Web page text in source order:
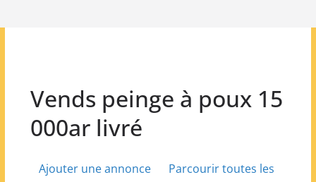
Vends peinge à poux 15
000ar livré
Ajouter une annonce
Parcourir toutes les